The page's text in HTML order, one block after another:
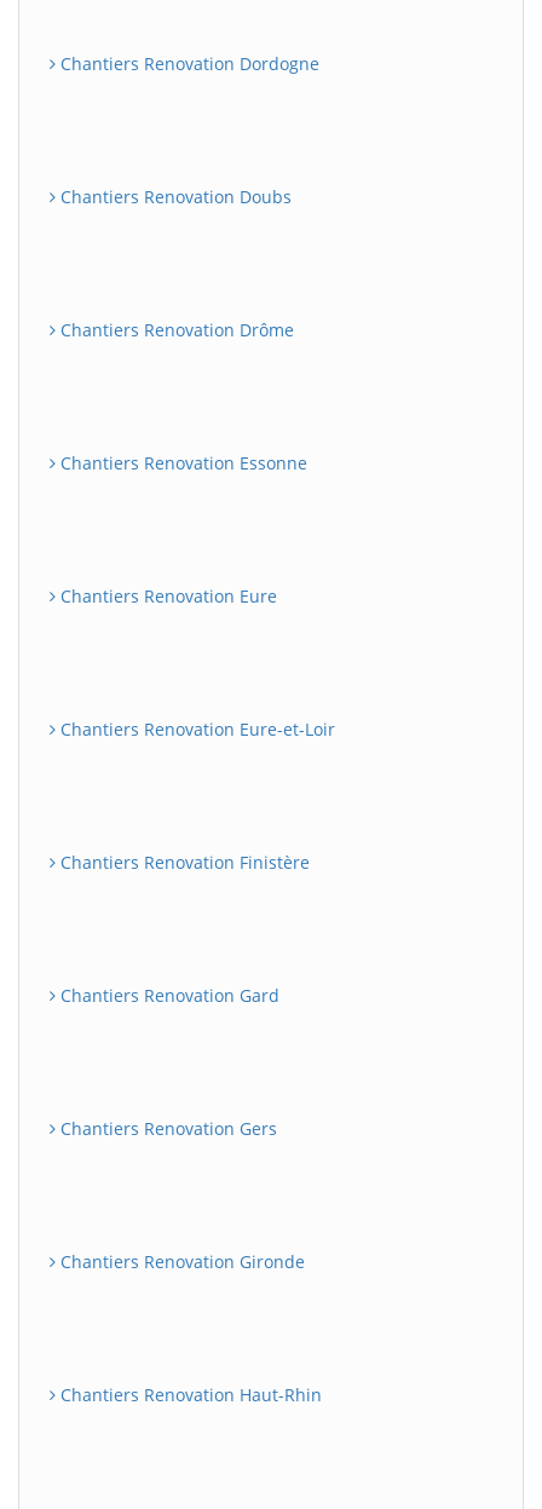
Chantiers Renovation Dordogne
Chantiers Renovation Doubs
Chantiers Renovation Drôme
Chantiers Renovation Essonne
Chantiers Renovation Eure
Chantiers Renovation Eure-et-Loir
Chantiers Renovation Finistère
Chantiers Renovation Gard
Chantiers Renovation Gers
Chantiers Renovation Gironde
Chantiers Renovation Haut-Rhin